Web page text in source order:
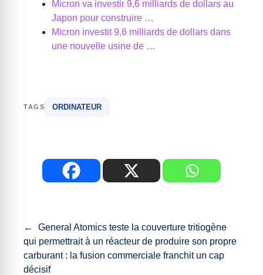
Micron va investir 9,6 milliards de dollars au
Japon pour construire …
Micron investit 9,6 milliards de dollars dans
une nouvelle usine de …
TAGS ORDINATEUR
←
General Atomics teste la couverture tritiogène
qui permettrait à un réacteur de produire son propre
carburant : la fusion commerciale franchit un cap
décisif